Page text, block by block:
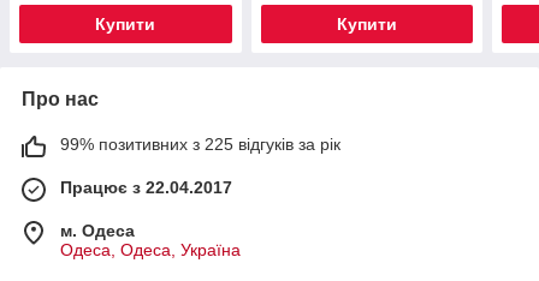
Купити Купити
Про нас
99% позитивних з 225 відгуків за рік
Працює з 22.04.2017
м. Одеса
Одеса, Одеса, Україна